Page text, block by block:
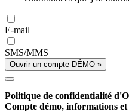
E-mail
SMS/MMS
Ouvrir un compte DÉMO »
Politique de confidentialité
Compte démo, informations